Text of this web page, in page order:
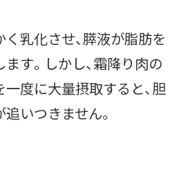
乳化させ、膵液が脂肪を
す。しかし、霜降り肉の
度に大量摂取すると、胆
いつきません。